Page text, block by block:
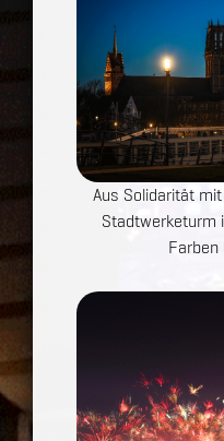
Aus Solidarität
Stadtwerketurm
Farben
Show larger version